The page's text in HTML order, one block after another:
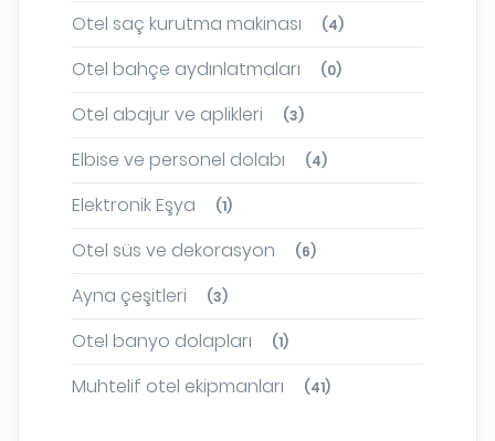
Otel saç kurutma makinası (4)
Otel bahçe aydınlatmaları (0)
Otel abajur ve aplikleri (3)
Elbise ve personel dolabı (4)
Elektronik Eşya (1)
Otel süs ve dekorasyon (6)
Ayna çeşitleri (3)
Otel banyo dolapları (1)
Muhtelif otel ekipmanları (41)